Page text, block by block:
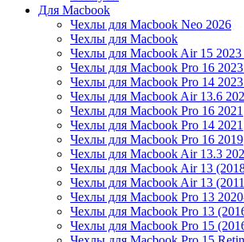
Для Macbook
Чехлы для Macbook Neo 2026
Чехлы для Macbook
Чехлы для Macbook Air 15 2023
Чехлы для Macbook Pro 16
Чехлы для Macbook Pro 14
Чехлы для Macbook Air 13.6
Чехлы для Macbook Pro 16 2021
Чехлы для Macbook Pro 14 2021
Чехлы для Macbook Pro 16 2019
Чехлы для Macbook Air 13.3
Чехлы для Macbook Air 13
Чехлы для Macbook Air 13
Чехлы для Macbook Pro 13
Чехлы для Macbook Pro 13
Чехлы для Macbook Pro 15